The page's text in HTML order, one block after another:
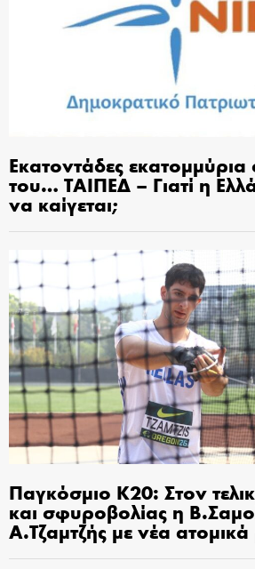
Εκατοντάδες
του… ΤΑΙΠΕΔ – Γιατί η
να καίγεται;
Παγκόσμιο Κ20: Στον
και σφυροβολίας η
Α.Τζαμτζής με νέα